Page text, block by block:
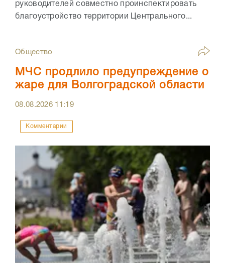
руководителей совместно проинспектировать
благоустройство территории Центрального...
Общество
МЧС продлило предупреждение о
жаре для Волгоградской области
08.08.2026 11:19
Комментарии